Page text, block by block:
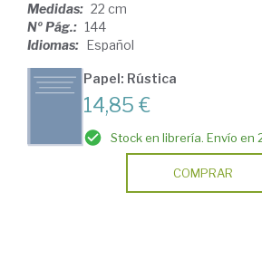
Medidas: 22 cm
Nº Pág.: 144
Idiomas: Español
Papel: Rústica
14,85 €
Stock en librería. Envío en
COMPRAR